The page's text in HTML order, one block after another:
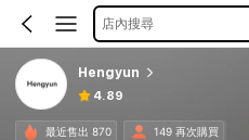
店內搜尋
Hengyun
4.89
最近售出 870 149 再次購買